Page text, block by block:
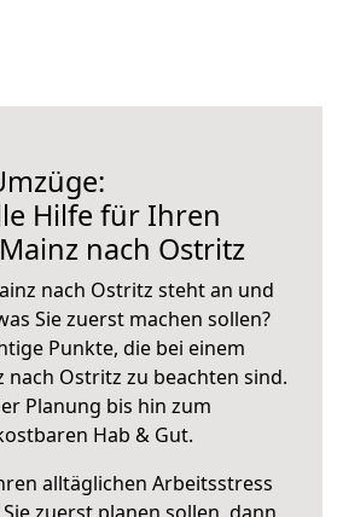
Hilfe für Ihren
nach Ostritz
nach Ostritz steht an und
Sie zuerst machen sollen?
Punkte, die bei einem
nach Ostritz zu beachten sind.
Planung bis hin zum
Hab & Gut.
alltäglichen Arbeitsstress